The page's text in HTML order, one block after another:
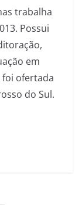
trabalha
Possui
em
foi ofertada
do Sul.